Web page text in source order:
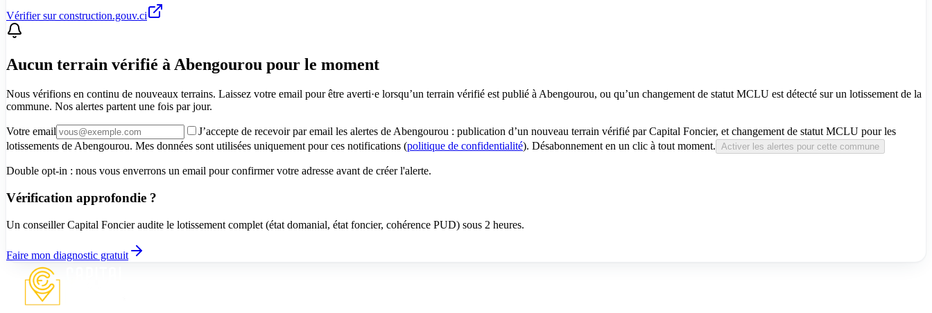
Vérifier sur construction.gouv.ci
Aucun terrain vérifié à Abengourou pour le moment
Nous vérifions en continu de nouveaux terrains. Laissez votre email pour être averti·e lorsqu’un terrain vérifié est publié à Abengourou, ou qu’un changement de statut MCLU est détecté sur un lotissement de la
commune. Nos alertes partent une fois par jour.
Votre email
J’accepte de recevoir par email les alertes de Abengourou : publication d’un nouveau terrain vérifié par Capital Foncier, et changement de statut MCLU pour les
lotissements de Abengourou. Mes données sont utilisées uniquement pour ces notifications (politique de confidentialité). Désabonnement en un clic à tout moment. Activer les alertes pour cette commune
Double opt-in : nous vous enverrons un email pour confirmer votre adresse avant de créer l'alerte.
Vérification approfondie ?
Un conseiller Capital Foncier audite le lotissement complet (état domanial, état foncier, cohérence PUD) sous 2 heures.
Faire mon diagnostic gratuit